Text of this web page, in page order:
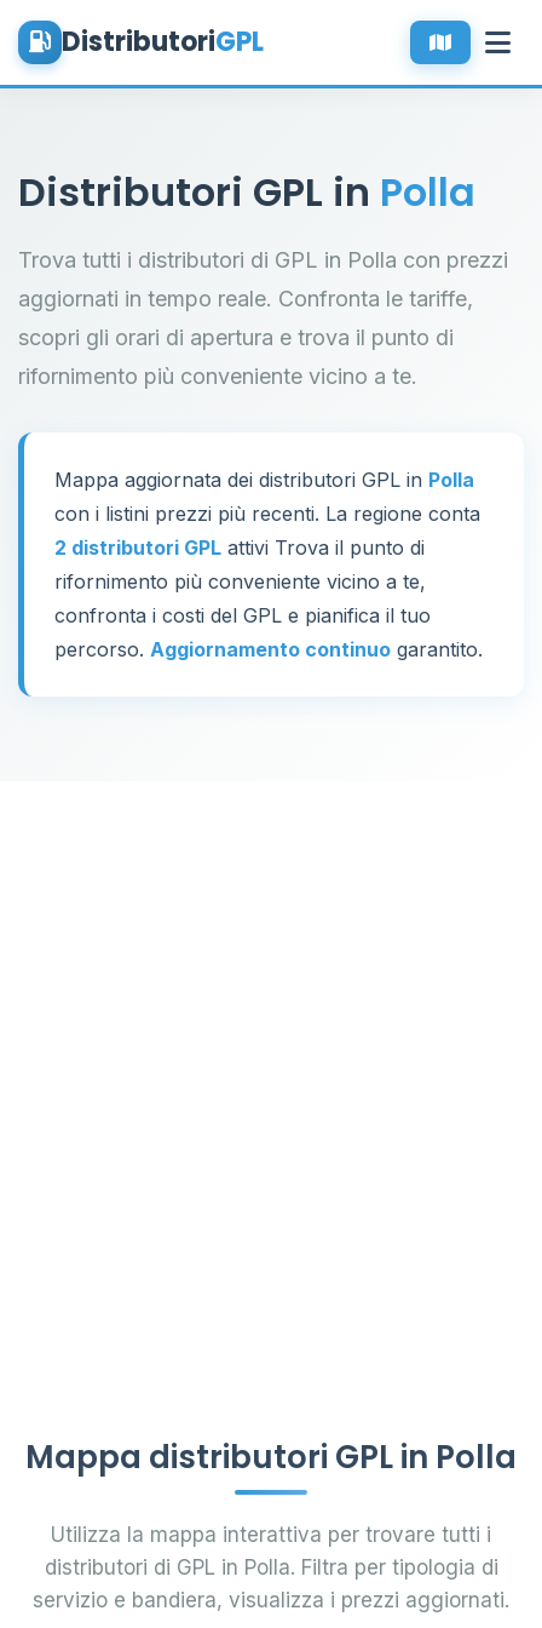
DistributoriGPL
Distributori GPL in Polla
Trova tutti i distributori di GPL in Polla con prezzi
aggiornati in tempo reale. Confronta le tariffe,
scopri gli orari di apertura e trova il punto di
rifornimento più conveniente vicino a te.
Mappa aggiornata dei distributori GPL in Polla
con i listini prezzi più recenti. La regione conta
2 distributori GPL attivi Trova il punto di
rifornimento più conveniente vicino a te,
confronta i costi del GPL e pianifica il tuo
percorso. Aggiornamento continuo garantito.
Mappa distributori GPL in Polla
Utilizza la mappa interattiva per trovare tutti i
distributori di GPL in Polla. Filtra per tipologia di
servizio e bandiera, visualizza i prezzi aggiornati.